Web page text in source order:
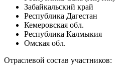
Забайкальский край
Республика Дагестан
Кемеровская обл.
Республика Калмыкия
Омская обл.
Отраслевой состав участников: